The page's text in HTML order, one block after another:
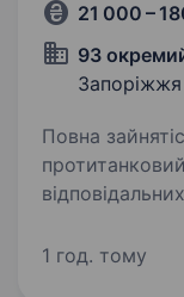
21 000 –
93
Запоріжжя
Повна зайнятість.
ОПЕРАТОР,
1 год. тому